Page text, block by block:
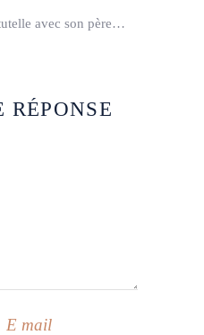
avec son père…
RÉPONSE